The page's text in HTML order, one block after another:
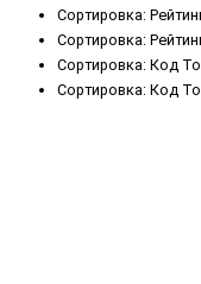
Сортировка:
Сортировка:
Сортировка: Код
Сортировка: Код